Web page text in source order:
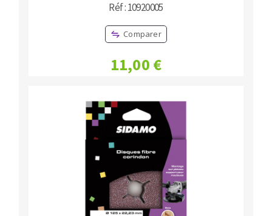
Réf : 10920005
Comparer
11,00 €